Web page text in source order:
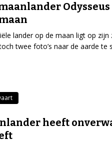
lander op de maan ligt op zijn
twee foto’s naar de aarde te
heeft